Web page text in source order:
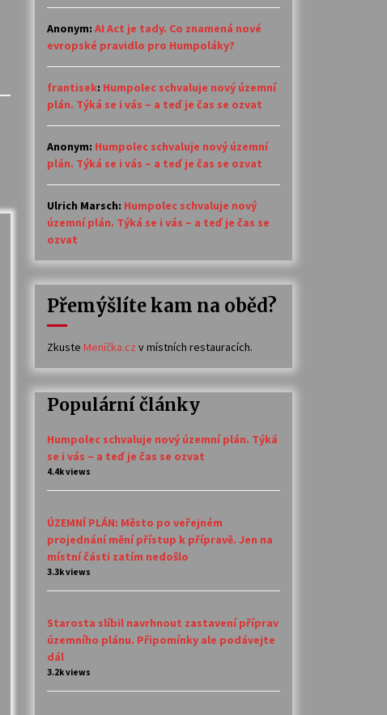
Anonym: AI Act je tady. Co znamená nové
evropské pravidlo pro Humpoláky?
frantisek: Humpolec schvaluje nový územní
plán. Týká se i vás – a teď je čas se ozvat
Anonym: Humpolec schvaluje nový územní
plán. Týká se i vás – a teď je čas se ozvat
Ulrich Marsch: Humpolec schvaluje nový
územní plán. Týká se i vás – a teď je čas se
ozvat
Přemýšlíte kam na oběd?
Zkuste Meníčka.cz v místních restauracích.
Populární články
Humpolec schvaluje nový územní plán. Týká
se i vás – a teď je čas se ozvat
4.4k views
ÚZEMNÍ PLÁN: Město po veřejném
projednání mění přístup k přípravě. Jen na
místní části zatím nedošlo
3.3k views
Starosta slíbil navrhnout zastavení příprav
územního plánu. Připomínky ale podávejte
dál
3.2k views